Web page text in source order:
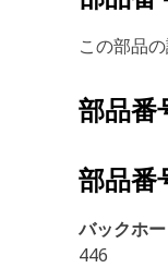
この部品
部品番
部品番
バックホ
446